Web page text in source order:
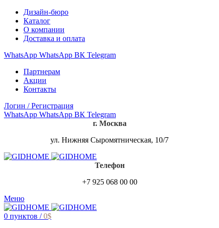
Дизайн-бюро
Каталог
О компании
Доставка и оплата
WhatsApp WhatsApp ВК Telegram
Партнерам
Акции
Контакты
Логин / Регистрация
WhatsApp WhatsApp ВК Telegram
г. Москва
ул. Нижняя Сыромятническая, 10/7
Телефон
+7 925 068 00 00
Меню
0 пунктов / 0$